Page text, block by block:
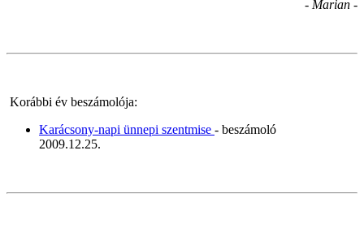
- Marian -
Korábbi év beszámolója:
Karácsony-napi ünnepi szentmise - beszámoló
2009.12.25.